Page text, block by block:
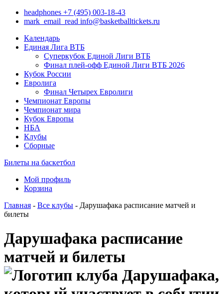
headphones +7 (495) 003-18-43
mark_email_read info@basketballtickets.ru
Календарь
Единая Лига ВТБ
Суперкубок Единой Лиги ВТБ
Финал плей-офф Единой Лиги ВТБ 2026
Кубок России
Евролига
Финал Четырех Евролиги
Чемпионат Европы
Чемпионат мира
Кубок Европы
НБА
Клубы
Сборные
Билеты на баскетбол
Мой профиль
Корзина
Главная - Все клубы - Дарушафака расписание матчей и
билеты
Дарушафака расписание
матчей и билеты